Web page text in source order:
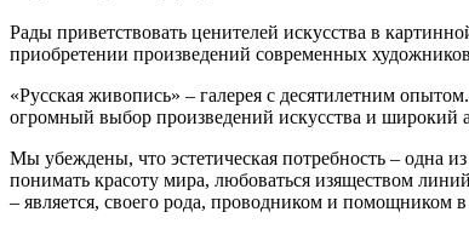
Рады приветствовать ценителей искусства в
приобретении произведений современных
«Русская живопись» – галерея c десятилетним
огромный выбор произведений искусства и широкий
Мы убеждены, что эстетическая потребность – одна
понимать красоту мира, любоваться изяществом
– является, своего рода, проводником и помощником в